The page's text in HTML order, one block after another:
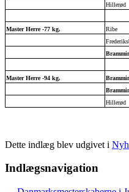
Hillerød
Master Herre -77 kg. Ribe
Master Herre -94 kg.
Hillerød
Dette indlæg blev udgivet i
Indlægsnavigation